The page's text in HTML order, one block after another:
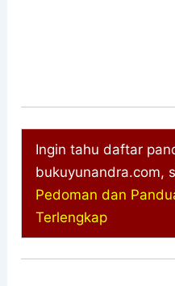
Ingin tahu daftar
bukuyunandra.com,
Pedoman dan
Terlengkap